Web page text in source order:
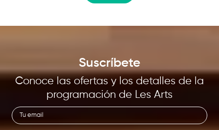
Suscríbete
Conoce las ofertas y los detalles de la
programación de Les Arts